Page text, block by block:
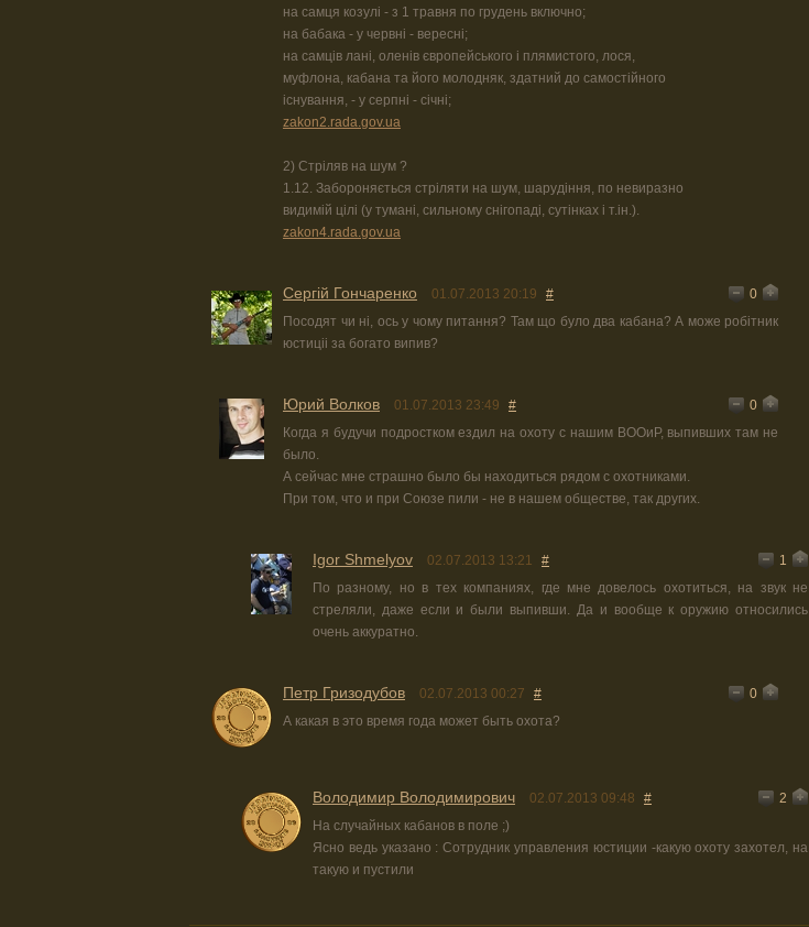
на самця козулі - з 1 травня по грудень включно;
на бабака - у червні - вересні;
на самців лані, оленів європейського і плямистого, лося,
муфлона, кабана та його молодняк, здатний до самостійного
існування, - у серпні - січні;
zakon2.rada.gov.ua
2) Стріляв на шум ?
1.12. Забороняється стріляти на шум, шарудіння, по невиразно
видимій цілі (у тумані, сильному снігопаді, сутінках і т.ін.).
zakon4.rada.gov.ua
Сергій Гончаренко 01.07.2013 20:19 #
0
Посодят чи ні, ось у чому питання? Там що було два кабана? А може робітник
юстиціі за богато випив?
Юрий Волков 01.07.2013 23:49 #
0
Когда я будучи подростком ездил на охоту с нашим ВООиР, выпивших там не
было.
А сейчас мне страшно было бы находиться рядом с охотниками.
При том, что и при Союзе пили - не в нашем обществе, так других.
Igor Shmelyov 02.07.2013 13:21 #
1
По разному, но в тех компаниях, где мне довелось охотиться, на звук не
стреляли, даже если и были выпивши. Да и вообще к оружию относились
очень аккуратно.
Петр Гризодубов 02.07.2013 00:27 #
0
А какая в это время года может быть охота?
Володимир Володимирович 02.07.2013 09:48 #
2
На случайных кабанов в поле ;)
Ясно ведь указано : Сотрудник управления юстиции -какую охоту захотел, на
такую и пустили